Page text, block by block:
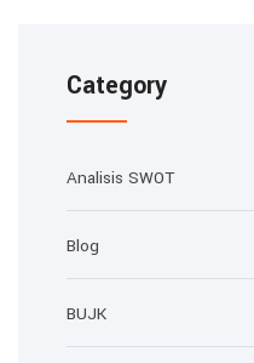
Category
Analisis SWOT
Blog
BUJK